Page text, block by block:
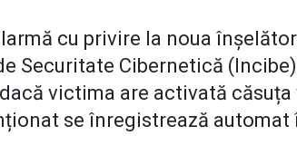
cu privire la noua
Securitate Cibernetică
victima are activată căsuța
se înregistrează